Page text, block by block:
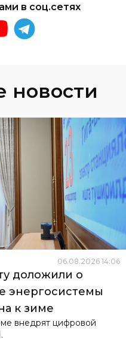
новости
06.
доложили о
энергосистемы
к зиме
внедрят цифровой